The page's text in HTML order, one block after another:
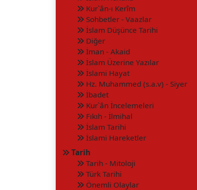
Kur`ân-ı Kerîm
Sohbetler - Vaazlar
İslam Düşünce Tarihi
Diğer
İman - Akaid
İslam Üzerine Yazılar
İslami Hayat
Hz. Muhammed (s.a.v) - Siyer
İbadet
Kur`ân İncelemeleri
Fıkıh - İlmihal
İslam Tarihi
İslami Hareketler
Tarih
Tarih - Mitoloji
Türk Tarihi
Önemli Olaylar